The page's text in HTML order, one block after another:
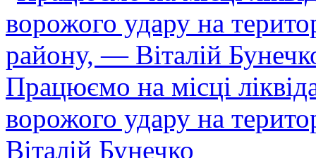
Працюємо на місці
ворожого удару на
Віталій Бунечко